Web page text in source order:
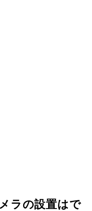
ラの設置はで